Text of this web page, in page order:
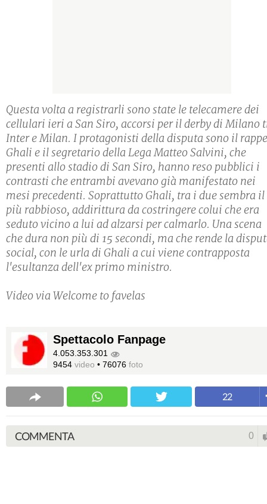
Questa volta a registrarli sono state le telecamere dei
cellulari ieri a San Siro, accorsi per il derby di Milano
Inter e Milan. I protagonisti della disputa sono il
Ghali e il segretario della Lega Matteo Salvini, che
presenti allo stadio di San Siro, hanno reso pubblici i
contrasti che entrambi avevano già manifestato nei
mesi precedenti. Soprattutto Ghali, tra i due sembra il
più rabbioso, addirittura da costringere colui che era
seduto vicino a lui ad alzarsi per calmarlo. Una scena
che dura non più di 15 secondi, ma che rende la
social, con le urla di Ghali a cui viene contrapposta
l'esultanza dell'ex primo ministro.
Video via Welcome to favelas
Spettacolo Fanpage
4.053.353.301
9454 video • 76076 foto
22
COMMENTA 0